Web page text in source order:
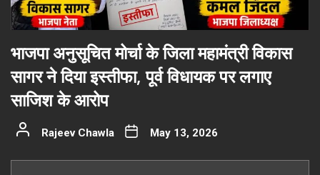
भाजपा अनुसूचित मोर्चा के जिला महामंत्री विकास
सागर ने दिया इस्तीफा, पूर्व विधायक पर लगाए
साजिश के आरोप
Rajeev Chawla May 13, 2026